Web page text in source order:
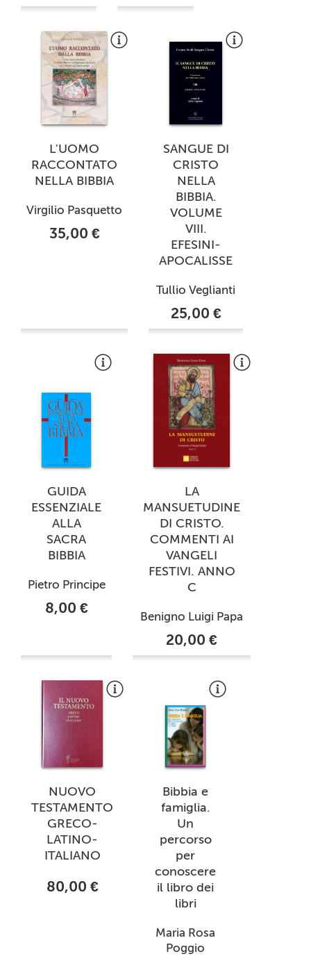
L'UOMO
RACCONTATO
NELLA BIBBIA
Virgilio Pasquetto
35,00 €
SANGUE DI
CRISTO
NELLA
BIBBIA.
VOLUME
VIII.
EFESINI-
APOCALISSE
Tullio Veglianti
25,00 €
GUIDA
ESSENZIALE
ALLA
SACRA
BIBBIA
Pietro Principe
8,00 €
LA
MANSUETUDINE
DI CRISTO.
COMMENTI AI
VANGELI
FESTIVI. ANNO
C
Benigno Luigi Papa
20,00 €
NUOVO
TESTAMENTO
GRECO-
LATINO-
ITALIANO
80,00 €
Bibbia e
famiglia.
Un
percorso
per
conoscere
il libro dei
libri
Maria Rosa
Poggio